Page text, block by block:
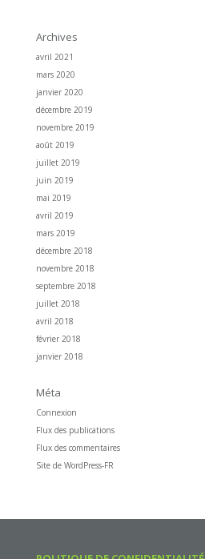
Archives
avril 2021
mars 2020
janvier 2020
décembre 2019
novembre 2019
août 2019
juillet 2019
juin 2019
mai 2019
avril 2019
mars 2019
décembre 2018
novembre 2018
septembre 2018
juillet 2018
avril 2018
février 2018
janvier 2018
Méta
Connexion
Flux des publications
Flux des commentaires
Site de WordPress-FR